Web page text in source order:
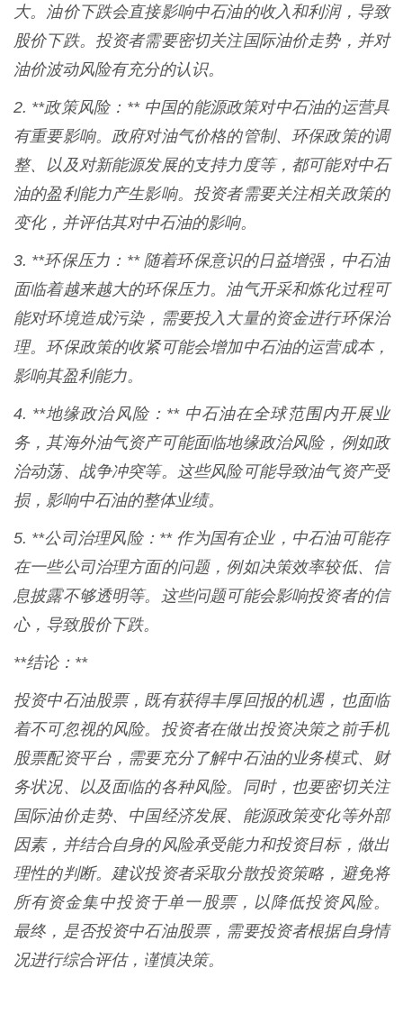
大。油价下跌会直接影响中石油的收入和利润，导致
股价下跌。投资者需要密切关注国际油价走势，并对
油价波动风险有充分的认识。
2. **政策风险：** 中国的能源政策对中石油的运营具
有重要影响。政府对油气价格的管制、环保政策的调
整、以及对新能源发展的支持力度等，都可能对中石
油的盈利能力产生影响。投资者需要关注相关政策的
变化，并评估其对中石油的影响。
3. **环保压力：** 随着环保意识的日益增强，中石油
面临着越来越大的环保压力。油气开采和炼化过程可
能对环境造成污染，需要投入大量的资金进行环保治
理。环保政策的收紧可能会增加中石油的运营成本，
影响其盈利能力。
4. **地缘政治风险：** 中石油在全球范围内开展业
务，其海外油气资产可能面临地缘政治风险，例如政
治动荡、战争冲突等。这些风险可能导致油气资产受
损，影响中石油的整体业绩。
5. **公司治理风险：** 作为国有企业，中石油可能存
在一些公司治理方面的问题，例如决策效率较低、信
息披露不够透明等。这些问题可能会影响投资者的信
心，导致股价下跌。
**结论：**
投资中石油股票，既有获得丰厚回报的机遇，也面临
着不可忽视的风险。投资者在做出投资决策之前手机
股票配资平台，需要充分了解中石油的业务模式、财
务状况、以及面临的各种风险。同时，也要密切关注
国际油价走势、中国经济发展、能源政策变化等外部
因素，并结合自身的风险承受能力和投资目标，做出
理性的判断。建议投资者采取分散投资策略，避免将
所有资金集中投资于单一股票，以降低投资风险。
最终，是否投资中石油股票，需要投资者根据自身情
况进行综合评估，谨慎决策。